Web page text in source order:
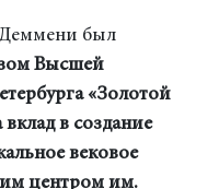
Деммени был
Высшей
«Золотой
вклад в создание
вековое
центром им.